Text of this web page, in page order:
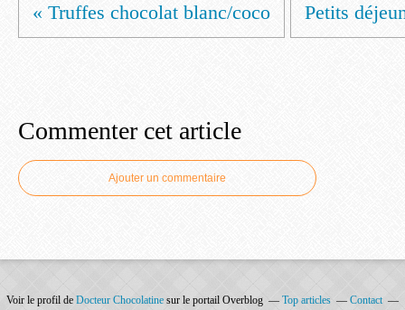
« Truffes chocolat blanc/coco Petits
Commenter cet article
Ajouter un commentaire
Voir le profil de Docteur Chocolatine sur le portail Overblog Top articles Contact